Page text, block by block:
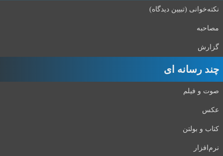
نکته‌خوانی (تبیین دیدگاه)
مصاحبه
گزارش
چند رسانه ای
صوت و فیلم
عکس
کتاب و بولتن
نرم‌افزار